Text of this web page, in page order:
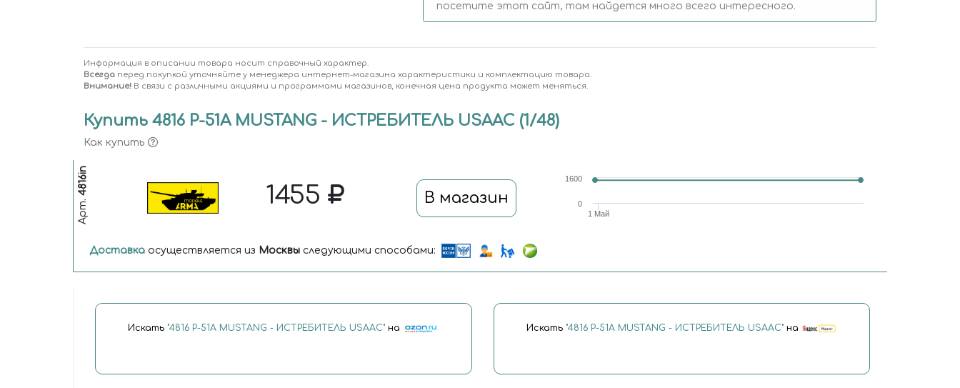
посетите этот сайт, там найдется много всего интересного.
Информация в описании товара носит справочный характер.
Всегда перед покупкой уточняйте у менеджера интернет-магазина характеристики и комплектацию товара.
Внимание! В связи с различными акциями и программами магазинов, конечная цена продукта может меняться.
Купить 4816 P-51A MUSTANG - ИСТРЕБИТЕЛЬ USAAC (1/48)
Как купить
Арт.
4816in 1455 В магазин
1 Май
0
1600
Доставка осуществляется из Москвы следующими способами:
Искать "4816 P-51A MUSTANG - ИСТРЕБИТЕЛЬ USAAC" на Искать "4816 P-51A MUSTANG - ИСТРЕБИТЕЛЬ USAAC"на